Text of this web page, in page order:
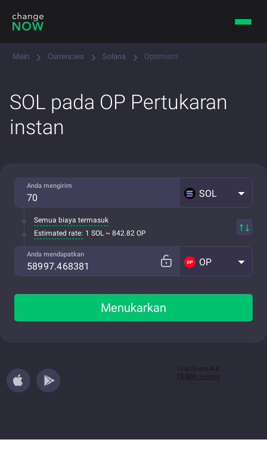
Main Currencies Solana Optimism
SOL pada OP Pertukaran
instan
Anda mengirim
SOL
Semua biaya termasuk
Estimated rate: 1 SOL ~ 842.82 OP
Anda mendapatkan
OP
Menukarkan